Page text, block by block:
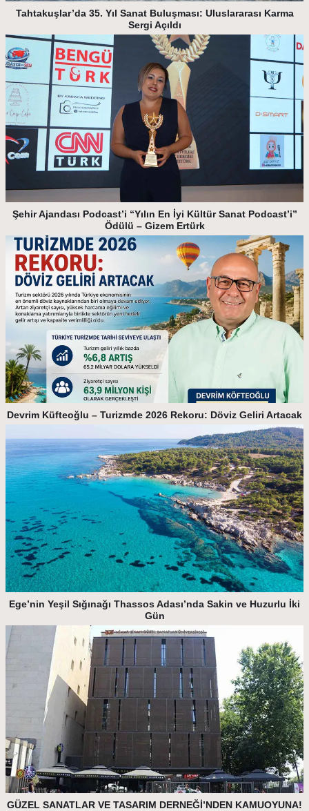
Tahtakuşlar’da 35. Yıl Sanat Buluşması: Uluslararası Karma
Sergi Açıldı
Şehir Ajandası Podcast’i “Yılın En İyi Kültür Sanat Podcast’i”
Ödülü – Gizem Ertürk
Devrim Küfteoğlu – Turizmde 2026 Rekoru: Döviz Geliri Artacak
Ege’nin Yeşil Sığınağı Thassos Adası’nda Sakin ve Huzurlu İki
Gün
GÜZEL SANATLAR VE TASARIM DERNEĞİ’NDEN KAMUOYUNA!